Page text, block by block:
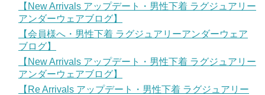
【New Arrivals アップデート・男性下着 ラグジュアリー
アンダーウェアブログ】
【会員様へ・男性下着 ラグジュアリーアンダーウェア
ブログ】
【New Arrivals アップデート・男性下着 ラグジュアリー
アンダーウェアブログ】
【Re Arrivals アップデート・男性下着 ラグジュアリー